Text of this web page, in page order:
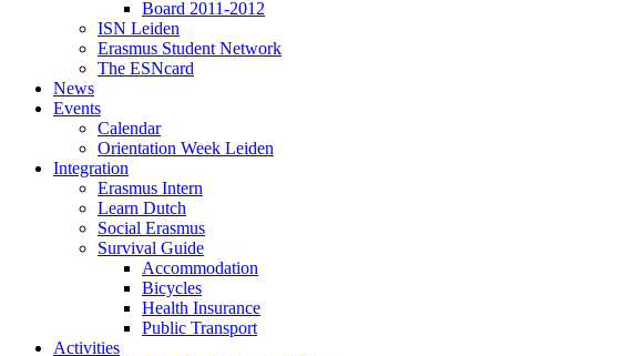
Board 2011-2012
ISN Leiden
Erasmus Student Network
The ESNcard
News
Events
Calendar
Orientation Week Leiden
Integration
Erasmus Intern
Learn Dutch
Social Erasmus
Survival Guide
Accommodation
Bicycles
Health Insurance
Public Transport
Activities